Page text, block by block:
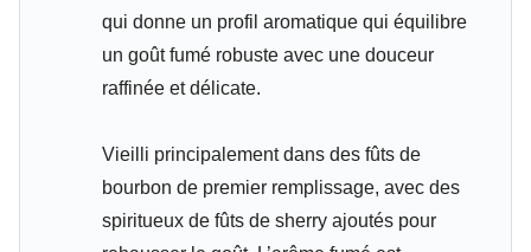
qui donne un profil aromatique qui équilibre
un goût fumé robuste avec une douceur
raffinée et délicate.
Vieilli principalement dans des fûts de
bourbon de premier remplissage, avec des
spiritueux de fûts de sherry ajoutés pour